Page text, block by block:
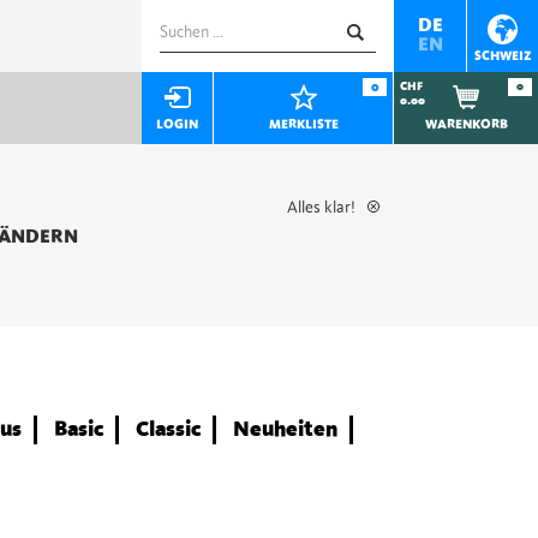
DE
EN
SCHWEIZ
Suchen
nach:
LOGIN MERKLISTE
0
CHF
0.00
WARENKORB
0
Alles klar!
Basic Classic
Neuheiten